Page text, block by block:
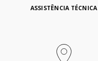
ASSISTÊNCIA TÉCNICA